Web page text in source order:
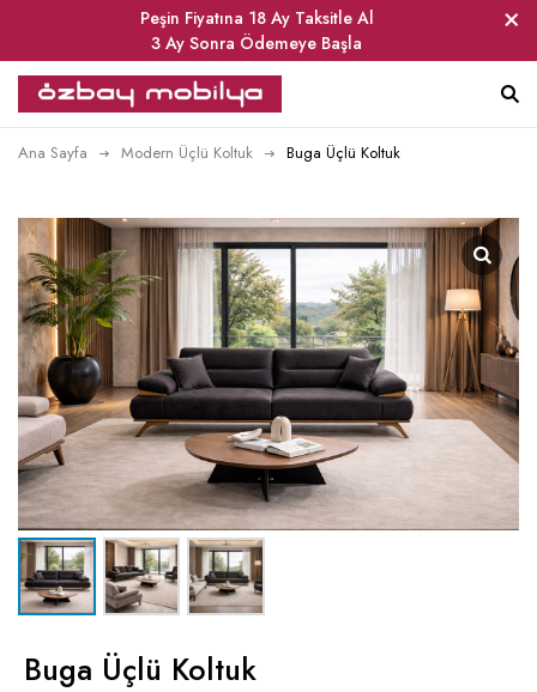
Peşin Fiyatına 18 Ay Taksitle Al
3 Ay Sonra Ödemeye Başla
Ana Sayfa Modern Üçlü Koltuk Buga Üçlü Koltuk
Buga Üçlü Koltuk